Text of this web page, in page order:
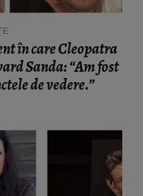
în care Cleopatra
Sanda: “Am fost
de vedere.”